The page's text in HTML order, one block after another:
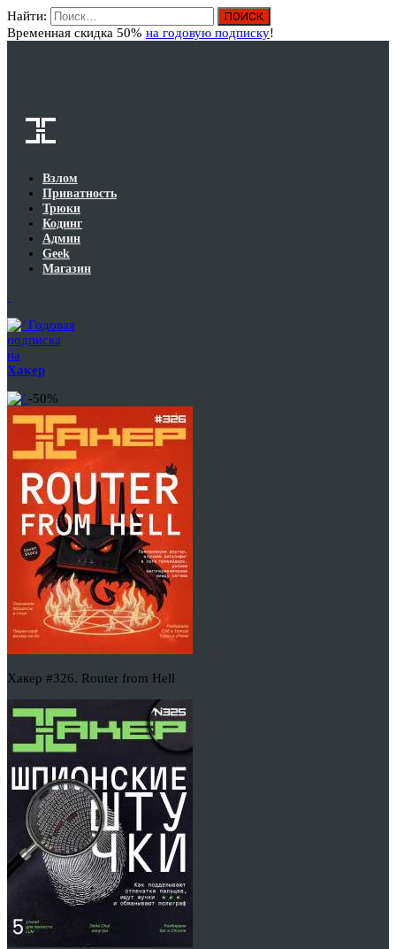
Найти:
Временная скидка 50% на годовую подписку!
Взлом
Приватность
Трюки
Кодинг
Админ
Geek
Магазин
Годовая
подписка
на
Хакер
-50%
Хакер #326. Router from Hell